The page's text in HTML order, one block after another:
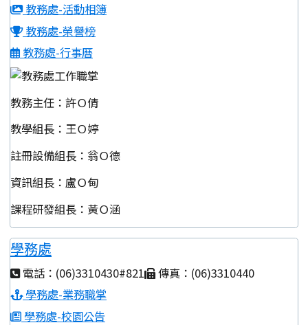
教務處-活動相簿
教務處-榮譽榜
教務處-行事曆
教務主任：許Ｏ倩
教學組長：王Ｏ婷
註冊設備組長：翁Ｏ德
資訊組長：盧Ｏ甸
課程研發組長：黃Ｏ涵
學務處
電話：(06)3310430#821
傳真：(06)3310440
學務處-業務職掌
學務處-校園公告